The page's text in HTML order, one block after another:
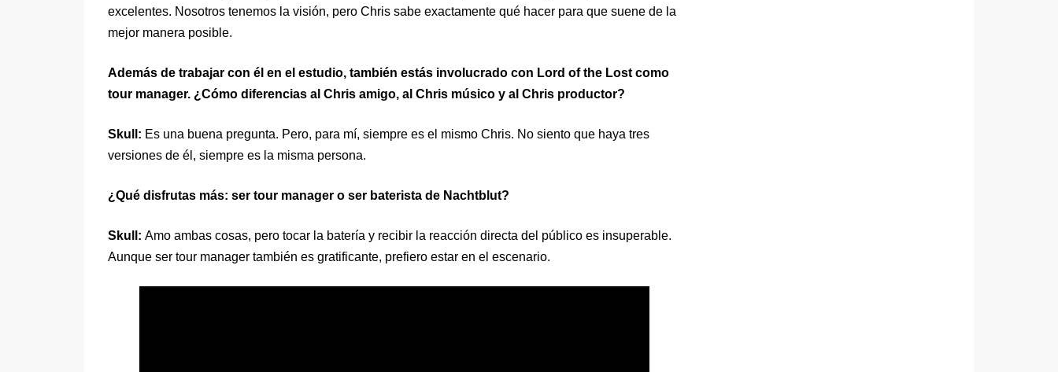
excelentes. Nosotros tenemos la visión, pero Chris sabe exactamente qué hacer para que suene de la
mejor manera posible.
Además de trabajar con él en el estudio, también estás involucrado con Lord of the Lost como
tour manager. ¿Cómo diferencias al Chris amigo, al Chris músico y al Chris productor?
Skull: Es una buena pregunta. Pero, para mí, siempre es el mismo Chris. No siento que haya tres
versiones de él, siempre es la misma persona.
¿Qué disfrutas más: ser tour manager o ser baterista de Nachtblut?
Skull: Amo ambas cosas, pero tocar la batería y recibir la reacción directa del público es insuperable.
Aunque ser tour manager también es gratificante, prefiero estar en el escenario.